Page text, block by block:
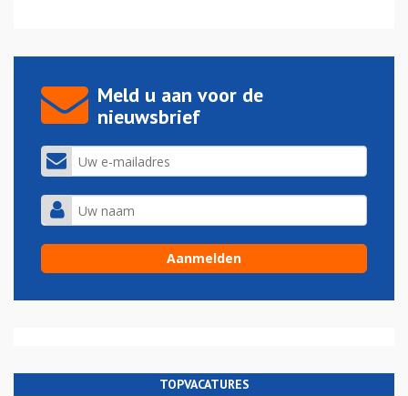
Meld u aan voor de
nieuwsbrief
TOPVACATURES